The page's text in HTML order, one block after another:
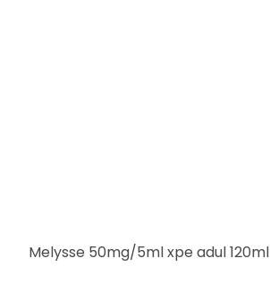
Melysse 50mg/5ml xpe adul 120ml